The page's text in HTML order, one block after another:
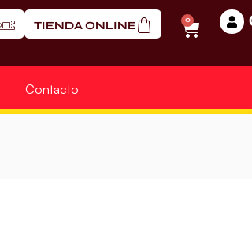
TIENDA ONLINE 0
Contacto